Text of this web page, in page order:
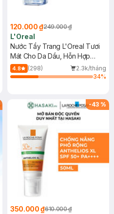
120.000 ₫249.000 ₫
L'Oreal
Nước Tẩy Trang L'Oreal Tươi
Mát Cho Da Dầu, Hỗn Hợp
400ml
4.8 (298)
2.3k/tháng
34%
-43 %
350.000 ₫610.000 ₫